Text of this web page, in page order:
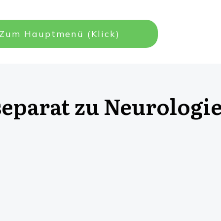
Hauptmenü (Klick)
zu